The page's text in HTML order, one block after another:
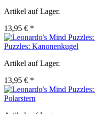
Artikel auf Lager.
13,95 € *
Puzzles: Kanonenkugel
Artikel auf Lager.
13,95 € *
Polarstern